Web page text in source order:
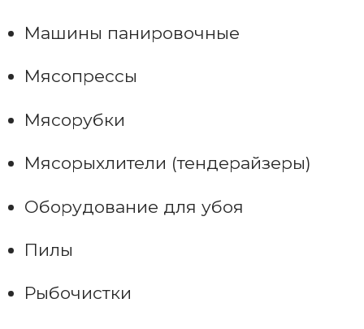
Машины панировочные
Мясопрессы
Мясорубки
Мясорыхлители (тендерайзеры)
Оборудование для убоя
Пилы
Рыбочистки